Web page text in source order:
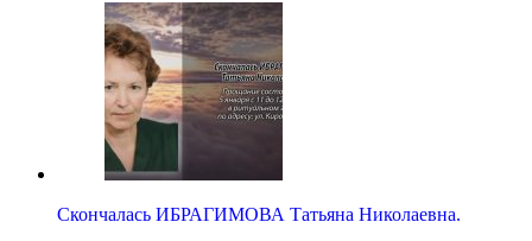
Скончалась ИБРАГИМОВА Татьяна Николаевна.